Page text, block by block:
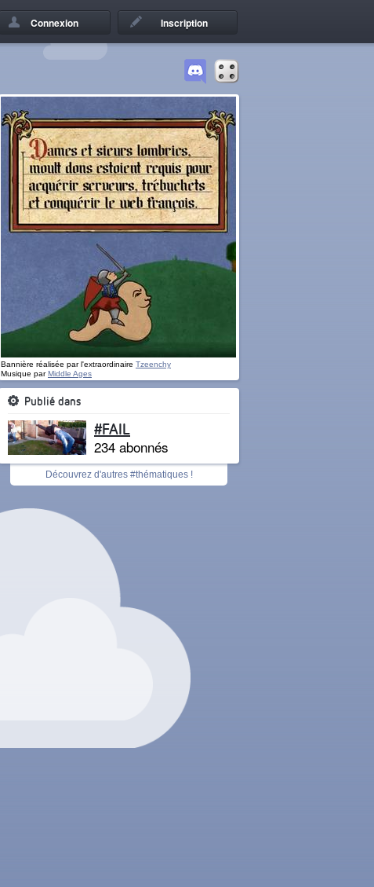
Connexion Inscription
Bannière réalisée par l'extraordinaire Tzeenchy
Musique parMiddle Ages
Publié dans
#FAIL
234 abonnés
Découvrez d'autres #thématiques !